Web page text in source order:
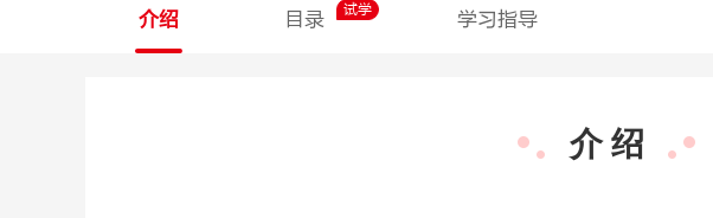
介绍 目录 试学 学习指导
介 绍